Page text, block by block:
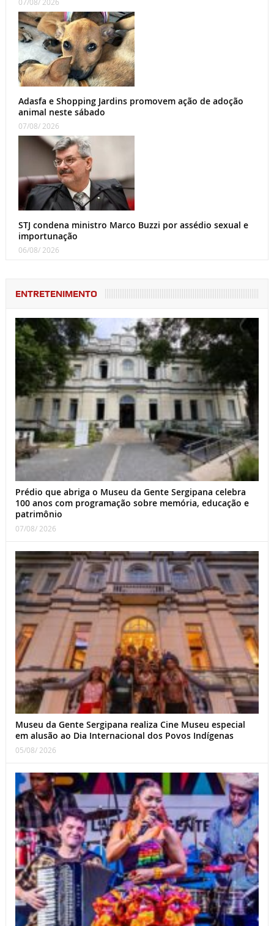
07/08/ 2026
Adasfa e Shopping Jardins promovem ação de adoção
animal neste sábado
07/08/ 2026
STJ condena ministro Marco Buzzi por assédio sexual e
importunação
06/08/ 2026
ENTRETENIMENTO
Prédio que abriga o Museu da Gente Sergipana celebra
100 anos com programação sobre memória, educação e
patrimônio
07/08/ 2026
Museu da Gente Sergipana realiza Cine Museu especial
em alusão ao Dia Internacional dos Povos Indígenas
05/08/ 2026